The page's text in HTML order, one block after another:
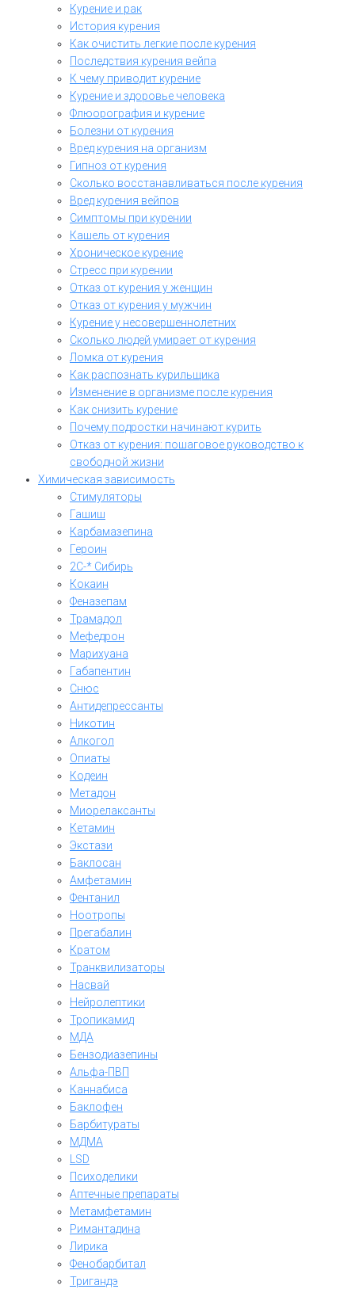
Курение и рак
История курения
Как очистить легкие после курения
Последствия курения вейпа
К чему приводит курение
Курение и здоровье человека
Флюорография и курение
Болезни от курения
Вред курения на организм
Гипноз от курения
Сколько восстанавливаться после курения
Вред курения вейпов
Симптомы при курении
Кашель от курения
Хроническое курение
Стресс при курении
Отказ от курения у женщин
Отказ от курения у мужчин
Курение у несовершеннолетних
Сколько людей умирает от курения
Ломка от курения
Как распознать курильщика
Изменение в организме после курения
Как снизить курение
Почему подростки начинают курить
Отказ от курения: пошаговое руководство к
свободной жизни
Химическая зависимость
Стимуляторы
Гашиш
Карбамазепина
Героин
2C-* Сибирь
Кокаин
Феназепам
Трамадол
Мефедрон
Марихуана
Габапентин
Снюс
Антидепрессанты
Никотин
Алкогол
Опиаты
Кодеин
Метадон
Миорелаксанты
Кетамин
Экстази
Баклосан
Амфетамин
Фентанил
Ноотропы
Прегабалин
Кратом
Транквилизаторы
Насвай
Нейролептики
Тропикамид
МДА
Бензодиазепины
Альфа-ПВП
Каннабиса
Баклофен
Барбитураты
МДМА
LSD
Психоделики
Аптечные препараты
Метамфетамин
Римантадина
Лирика
Фенобарбитал
Тригандэ